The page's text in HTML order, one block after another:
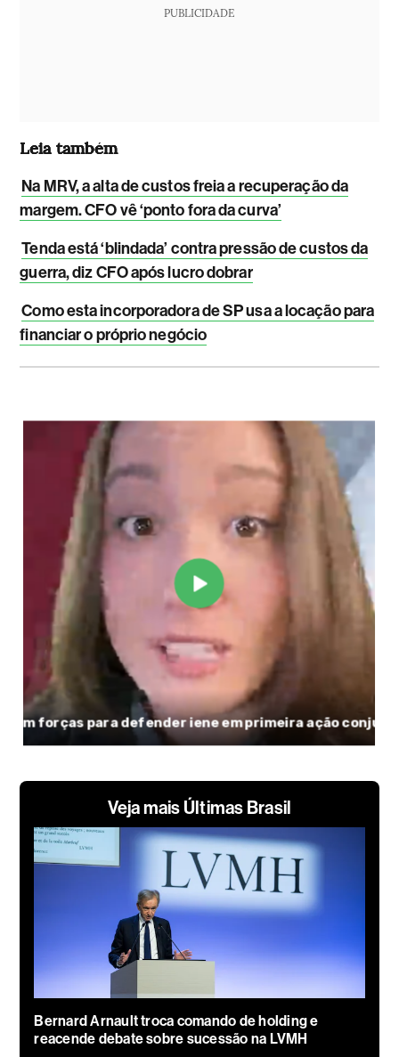
PUBLICIDADE
Leia também
Na MRV, a alta de custos freia a recuperação da
margem. CFO vê ‘ponto fora da curva’
Tenda está ‘blindada’ contra pressão de custos da
guerra, diz CFO após lucro dobrar
Como esta incorporadora de SP usa a locação para
financiar o próprio negócio
Veja mais Últimas Brasil
Bernard Arnault troca comando de holding e
reacende debate sobre sucessão na LVMH